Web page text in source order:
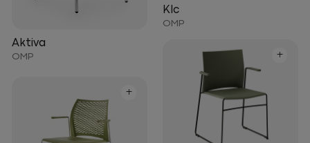
Klc
OMP
Aktiva
OMP +
+